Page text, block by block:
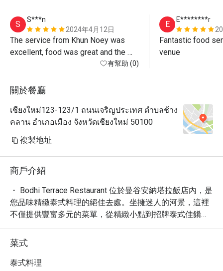
S
S***n
2024年4月12日
The service from Khun Noey was
excellent, food was great and the
atmosphere by the river is beautiful.
standard menu not for Khao Chae
water! If you want max value just
order standard menu items - all
有幫助 (0)
E
E********r
Fantastic food
venue
關於餐廳
เชียงใหม่123-123/1 ถนนเจริญประเทศ ตำบลช้าง
คลาน อำเภอเมือง จังหวัดเชียงใหม่ 50100
複製地址
商戶介紹
・ Bodhi Terrace Restaurant 位於曼谷安納塔拉飯店內，是
您品味精緻泰式料理的絕佳去處。坐擁迷人的河景，這裡
不僅提供豐富多元的菜單，從精緻小點到招牌泰式佳餚，
更能讓您在寧靜優雅的氛圍中，享受一場難忘的味蕾饗
宴。我們以新鮮在地食材、道地的烹調手法，以及細膩周
到的服務，贏得了 4.6 的高評價。
・ 無論是浪漫的晚餐、悠閒的午餐，或是與親友的小聚，
菜式
泰式料理